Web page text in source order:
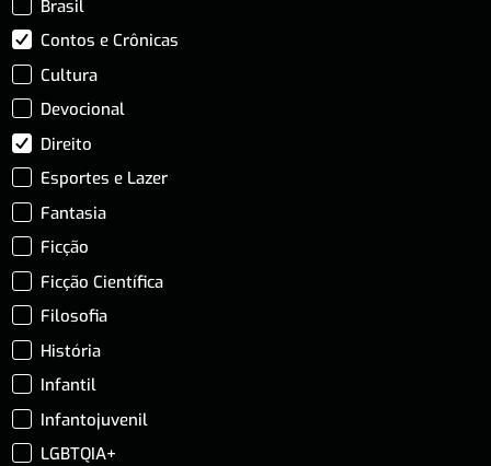
Brasil
Contos e Crônicas
Cultura
Devocional
Direito
Esportes e Lazer
Fantasia
Ficção
Ficção Científica
Filosofia
História
Infantil
Infantojuvenil
LGBTQIA+